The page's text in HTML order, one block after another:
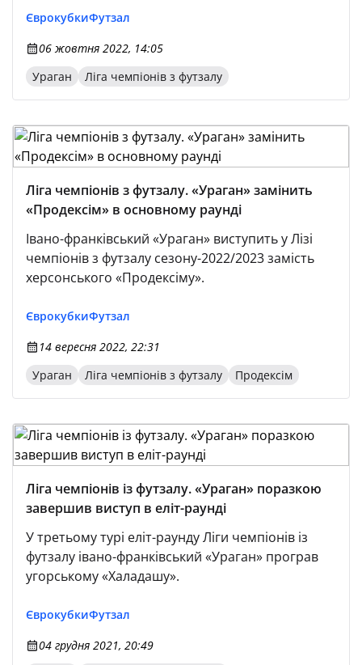
ЄврокубкиФутзал
06 жовтня 2022, 14:05
Ураган
Ліга чемпіонів з футзалу
Ліга чемпіонів з футзалу. «Ураган» замінить
«Продексім» в основному раунді
Івано-франківський «Ураган» виступить у Лізі
чемпіонів з футзалу сезону-2022/2023 замість
херсонського «Продексіму».
ЄврокубкиФутзал
14 вересня 2022, 22:31
Ураган
Ліга чемпіонів з футзалу Продексім
Ліга чемпіонів із футзалу. «Ураган» поразкою
завершив виступ в еліт-раунді
У третьому турі еліт-раунду Ліги чемпіонів із
футзалу івано-франківський «Ураган» програв
угорському «Халадашу».
ЄврокубкиФутзал
04 грудня 2021, 20:49